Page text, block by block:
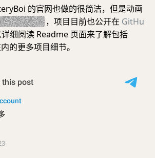
的官网也做的很简洁，但是动画
还很会玩梗，项目目前也公开在 GitHu
细阅读 Readme 页面来了解包括
的更多项目细节。